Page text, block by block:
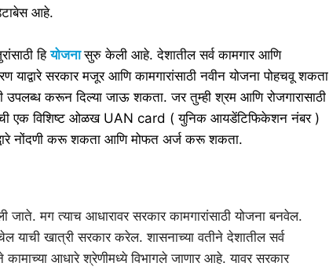
आहे.
हियोजनासुरु केली आहे. देशातील सर्व कामगार आणि
सरकार मजूर आणि कामगारांसाठी नवीन योजना पोहचवू शकता
उपलब्ध करून दिल्या जाऊ शकता. जर तुम्ही श्रम आणि रोजगारासाठी
एक विशिष्ट ओळख UAN card ( युनिक आयडेंटिफिकेशन नंबर )
नोंदणी करू शकता आणि मोफत अर्ज करू शकता.
जाते. मग त्याच आधारावर सरकार कामगारांसाठी योजना बनवेल.
याची खात्री सरकार करेल. शासनाच्या वतीने देशातील सर्व
आधारे श्रेणीमध्ये विभागले जाणार आहे. यावर सरकार